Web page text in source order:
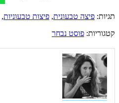
תגיות: פיצה טבעונית, פיצות טבעוניות,
קטגוריות: פוסט נבחר